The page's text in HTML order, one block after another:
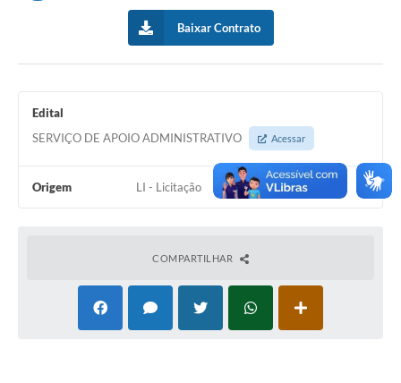
Baixar Contrato
Edital
SERVIÇO DE APOIO ADMINISTRATIVO
Acessar
Origem LI - Licitação
COMPARTILHAR